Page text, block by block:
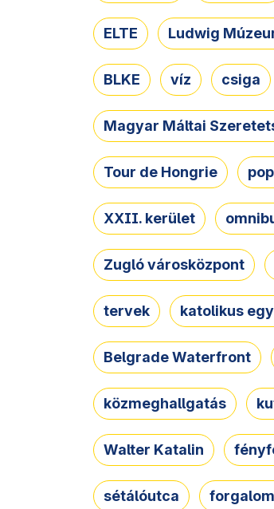
ELTE Ludwig
BLKE víz csiga
Magyar Máltai
Tour de Hongrie
XXII. kerület
Zugló városközpont
tervek katolikus
Belgrade Waterfront
közmeghallgatás
Walter Katalin
sétálóutca